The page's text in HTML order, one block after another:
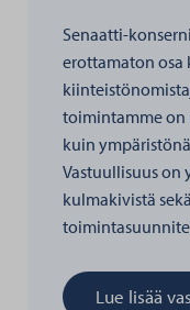
Senaatti-
erottamaton osa
toimintamme on
kuin
Vastuullisuus
kulmakivistä
Lue lisää